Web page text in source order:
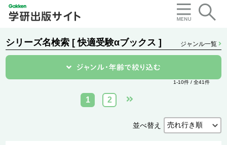
シリーズ名検索 [ 快適受験αブックス ] ジャンル一覧
1-10件 / 全41件
1 2
並べ替え